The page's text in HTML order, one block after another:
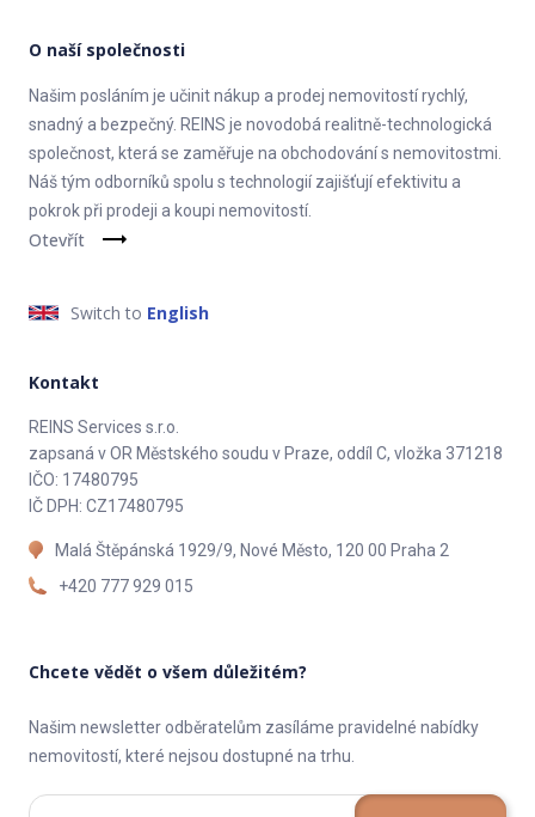
O naší společnosti
Našim posláním je učinit nákup a prodej nemovitostí rychlý,
snadný a bezpečný. REINS je novodobá realitně-technologická
společnost, která se zaměřuje na obchodování s nemovitostmi.
Náš tým odborníků spolu s technologií zajišťují efektivitu a
pokrok při prodeji a koupi nemovitostí.
Otevřít
Switch to English
Kontakt
REINS Services s.r.o.
zapsaná v OR Městského soudu v Praze, oddíl C, vložka 371218
IČO: 17480795
IČ DPH: CZ17480795
Malá Štěpánská 1929/9, Nové Město, 120 00 Praha 2
+420 777 929 015
Chcete vědět o všem důležitém?
Našim newsletter odběratelům zasíláme pravidelné nabídky
nemovitostí, které nejsou dostupné na trhu.